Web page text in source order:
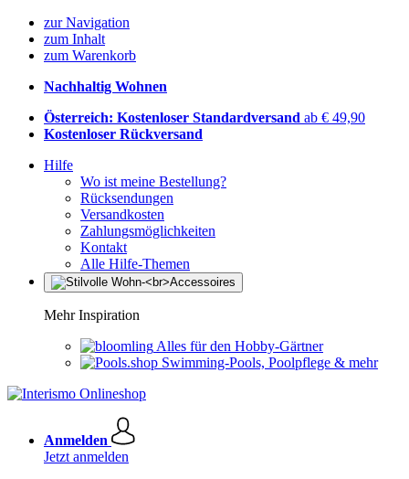
zur Navigation
zum Inhalt
zum Warenkorb
Nachhaltig Wohnen
Österreich: Kostenloser Standardversand ab € 49,90
Kostenloser Rückversand
Hilfe
Wo ist meine Bestellung?
Rücksendungen
Versandkosten
Zahlungsmöglichkeiten
Kontakt
Alle Hilfe-Themen
Mehr Inspiration
Alles für den Hobby-Gärtner
Swimming-Pools, Poolpflege & mehr
Anmelden
Jetzt anmelden